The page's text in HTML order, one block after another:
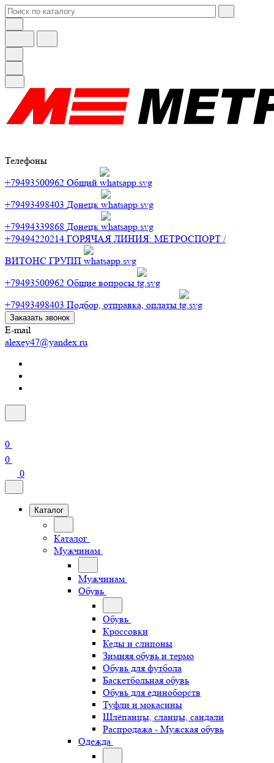
Телефоны
+79493500962 Общий
+79493498403 Донецк
+79494339868 Донецк
+79494220214 ГОРЯЧАЯ ЛИНИЯ: МЕТРОСПОРТ /
ВИТОНС ГРУПП
+79493500962 Общие вопросы
+79493498403 Подбор, отправка, оплаты
Заказать звонок
E-mail
alexey47@yandex.ru
0
0
0
Каталог
Каталог
Мужчинам
Мужчинам
Обувь
Обувь
Кроссовки
Кеды и слипоны
Зимняя обувь и термо
Обувь для футбола
Баскетбольная обувь
Обувь для единоборств
Туфли и мокасины
Шлёпанцы, сланцы, сандали
Распродажа - Мужская обувь
Одежда